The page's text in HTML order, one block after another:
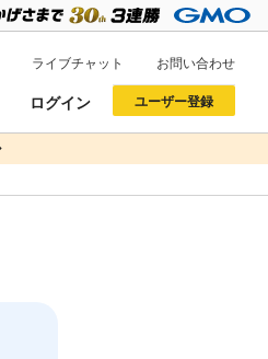
ライブチャット お問い合わせ
ログイン ユーザー登録